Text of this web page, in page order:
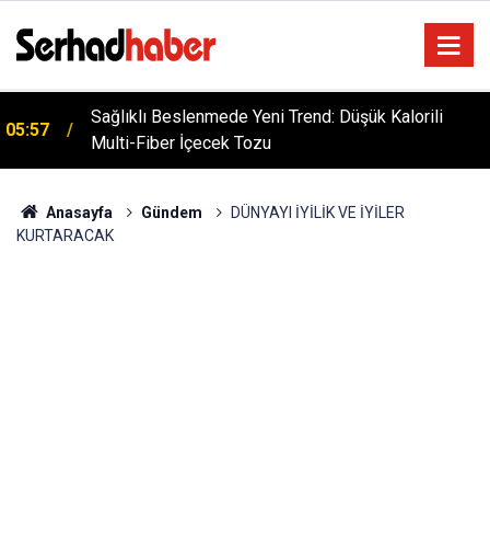
05:57
Sağlıklı Beslenmede Yeni Trend: Düşük Kalorili
Multi-Fiber İçecek Tozu
Anasayfa Gündem
DÜNYAYI İYİLİK VE İYİLER
KURTARACAK